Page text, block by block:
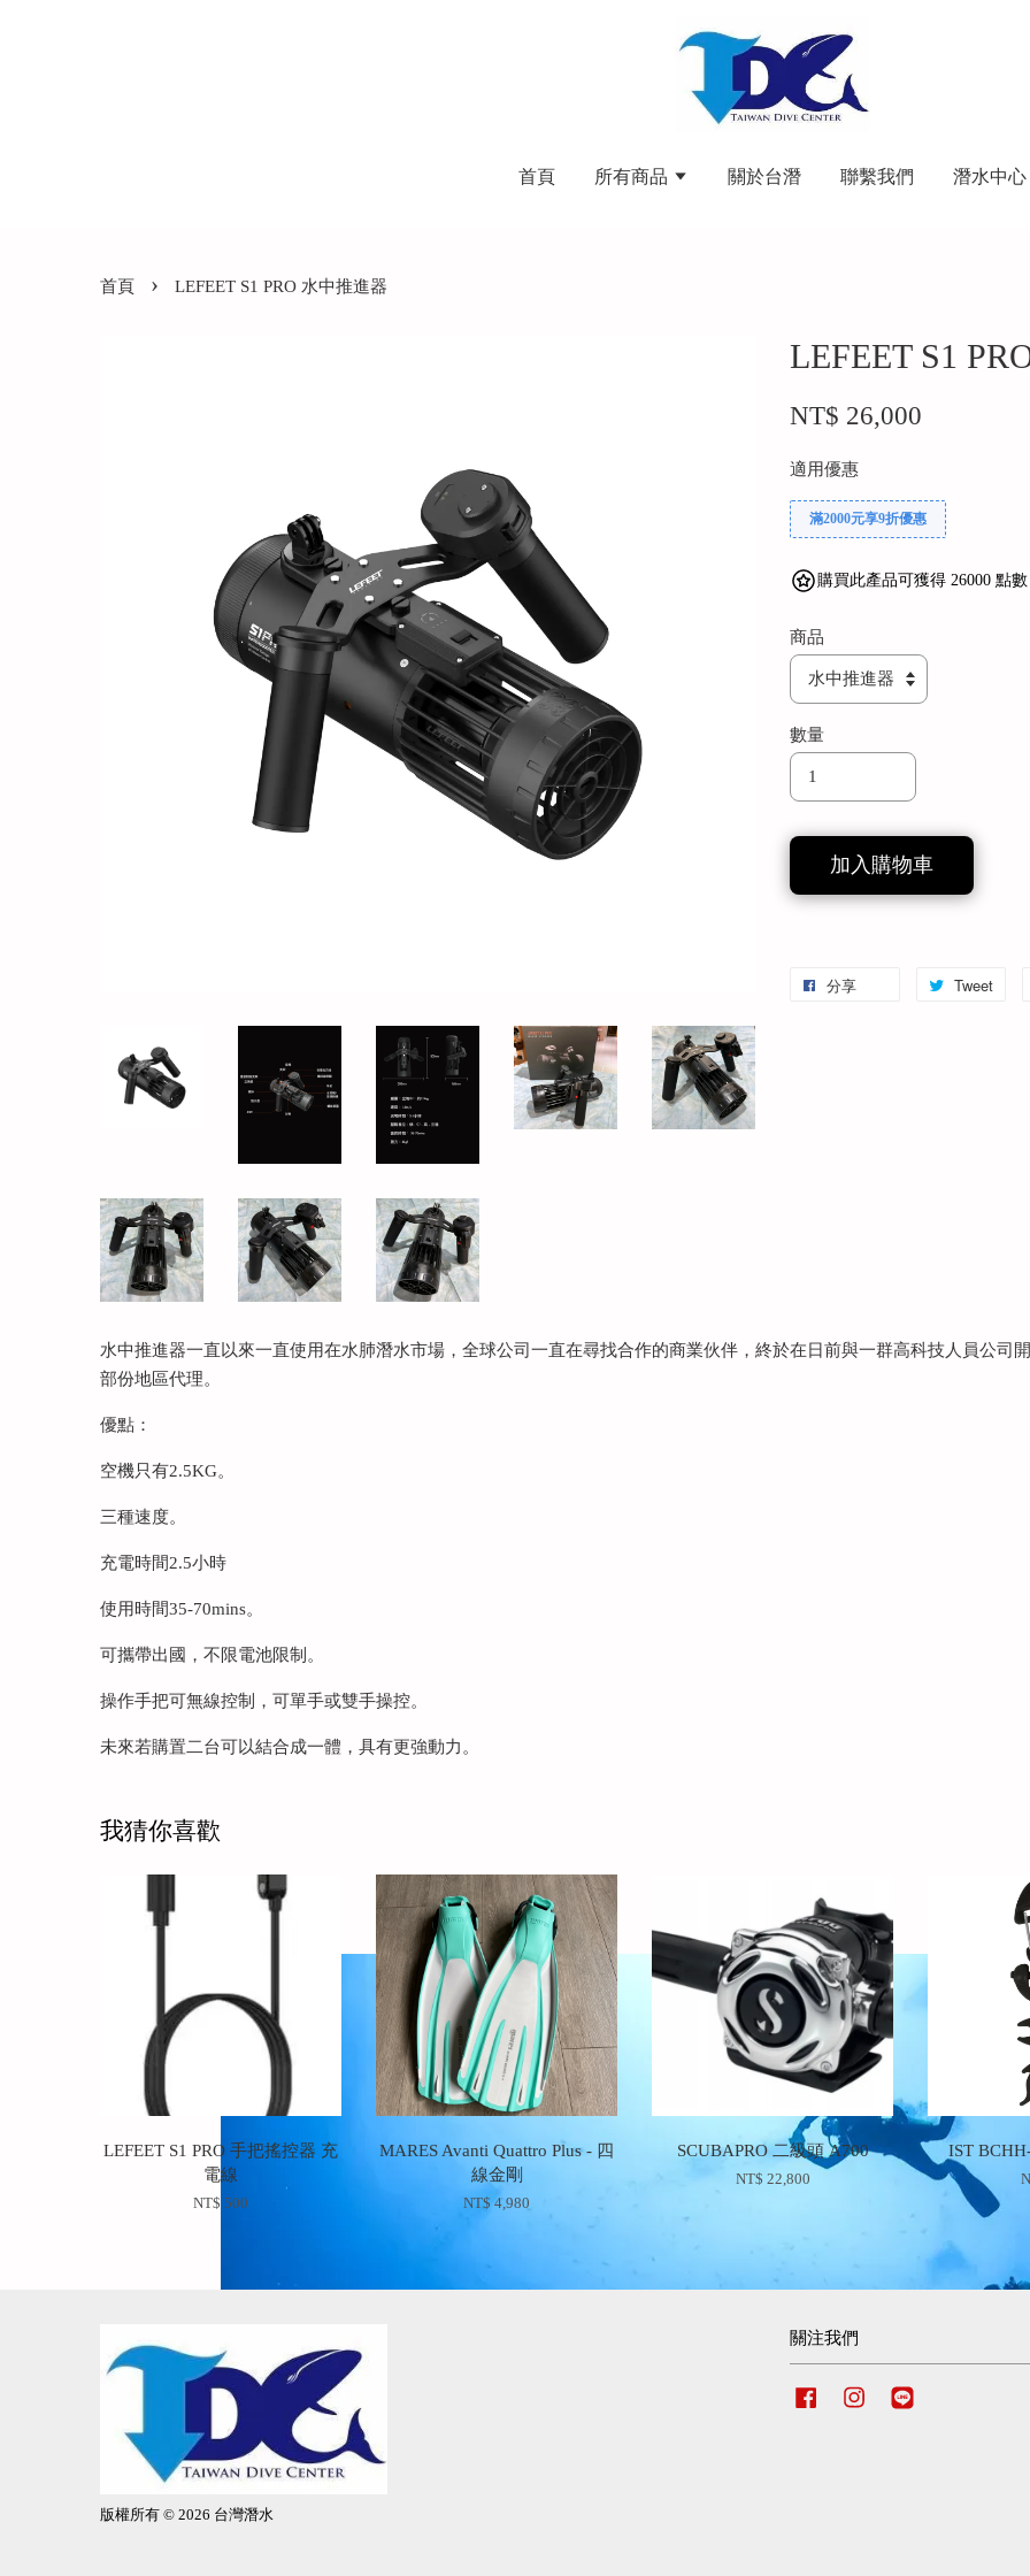
首頁 所有商品 關於台潛 聯繫我們 潛水中心
首頁 › LEFEET S1 PRO 水中推進器
LEFEET S1
NT$ 26,000
適用優惠
滿2000元享9折優惠
購買此產品可獲得 26000 點數
商品
數量
加入購物車
分享 Tweet
水中推進器一直以來一直使用在水肺潛水市場，全球公司一直在尋找合作的商業伙伴，終於在日前與一群高科技人員公司
部份地區代理。
優點：
空機只有2.5KG。
三種速度。
充電時間2.5小時
使用時間35-70mins。
可攜帶出國，不限電池限制。
操作手把可無線控制，可單手或雙手操控。
未來若購置二台可以結合成一體，具有更強動力。
我猜你喜歡
LEFEET S1 PRO 手把搖控器 充
電線
NT$ 500
MARES Avanti Quattro Plus - 四
線金剛
NT$ 4,980
SCUBAPRO 二級頭 A700
NT$ 22,800
IST
版權所有 © 2026 台灣潛水
關注我們
Facebook Instagram